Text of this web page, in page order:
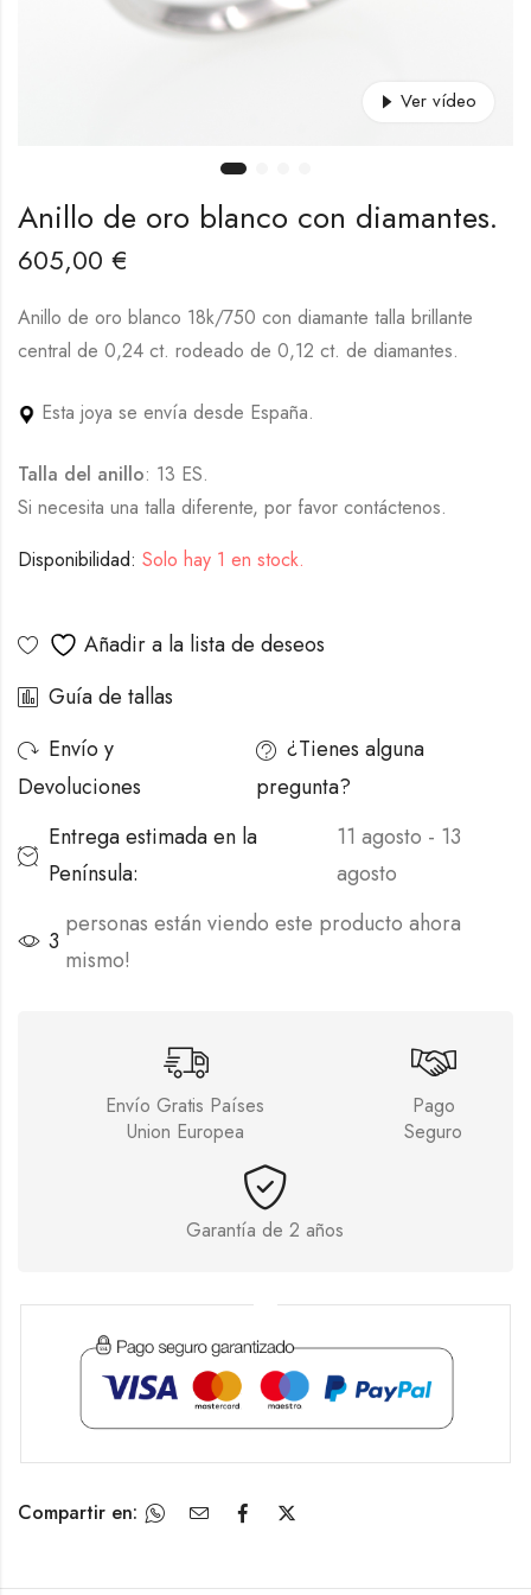
Ver vídeo
Anillo de oro blanco con diamantes.
605,00 €
Anillo de oro blanco 18k/750 con diamante talla brillante
central de 0,24 ct. rodeado de 0,12 ct. de diamantes.
Esta joya se envía desde España.
Talla del anillo: 13 ES.
Si necesita una talla diferente, por favor contáctenos.
Disponibilidad: Solo hay 1 en stock.
Añadir a la lista de deseos
Guía de tallas
Envío y
Devoluciones
¿Tienes alguna
pregunta?
Entrega estimada en la
Península:
11 agosto - 13
agosto
3
personas están viendo este producto ahora
mismo!
Envío Gratis Países
Union Europea
Pago
Seguro
Garantía de 2 años
Compartir en: